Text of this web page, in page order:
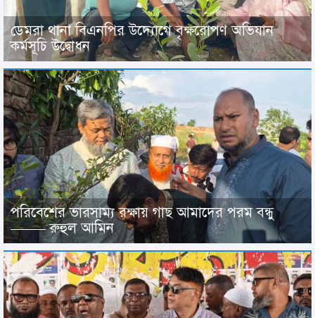
ডেমরা থানা বিএনপির উদ্যোগে বৃক্ষরোপণ অভিযান
কর্মসূচি উদ্বোধন
পরিবেশের ভারসাম্য রক্ষায় গাছ আমাদের পরম বন্ধু
——– রুহুল আমিন